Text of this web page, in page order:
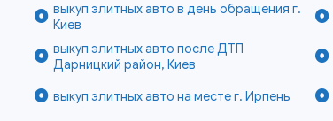
выкуп элитных авто в день обращения г.
Киев
выкуп элитных авто после ДТП
Дарницкий район, Киев
выкуп элитных авто на месте г. Ирпень